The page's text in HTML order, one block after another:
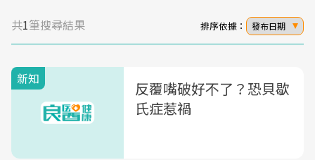
共1筆搜尋結果 排序依據： 發布日期
新知
反覆嘴破好不了？恐貝歇
氏症惹禍